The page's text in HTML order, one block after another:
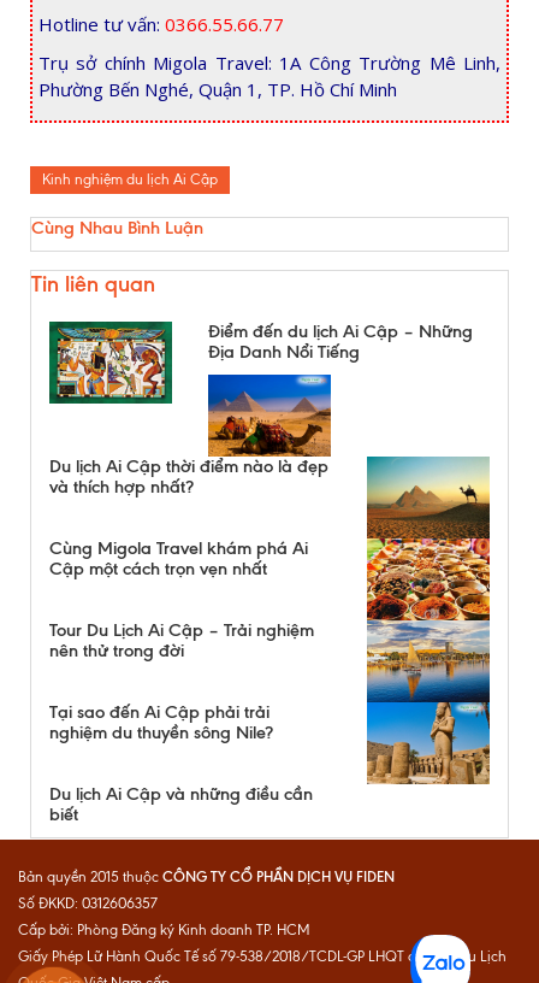
Hotline tư vấn: 0366.55.66.77
Trụ sở chính Migola Travel: 1A Công Trường Mê Linh,
Phường Bến Nghé, Quận 1, TP. Hồ Chí Minh
Kinh nghiệm du lịch Ai Cập
Cùng Nhau Bình Luận
Tin liên quan
Điểm đến du lịch Ai Cập – Những
Địa Danh Nổi Tiếng
Du lịch Ai Cập thời điểm nào là đẹp
và thích hợp nhất?
Cùng Migola Travel khám phá Ai
Cập một cách trọn vẹn nhất
Tour Du Lịch Ai Cập – Trải nghiệm
nên thử trong đời
Tại sao đến Ai Cập phải trải
nghiệm du thuyền sông Nile?
Du lịch Ai Cập và những điều cần
biết
Bản quyền 2015 thuộc CÔNG TY CỔ PHẦN DỊCH VỤ FIDEN
Số ĐKKD: 0312606357
Cấp bởi: Phòng Đăng ký Kinh doanh TP. HCM
Giấy Phép Lữ Hành Quốc Tế số 79-538/2018/TCDL-GP LHQT do Cục Du Lịch